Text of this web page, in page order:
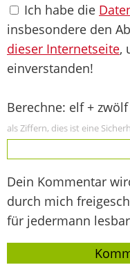
Ich habe die
insbesondere den
dieser Internetseite,
einverstanden!
Berechne: elf +
als Ziffern, dies ist eine
Dein Kommentar
durch mich
für jedermann